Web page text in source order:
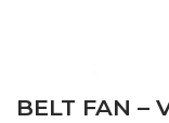
BELT FAN –